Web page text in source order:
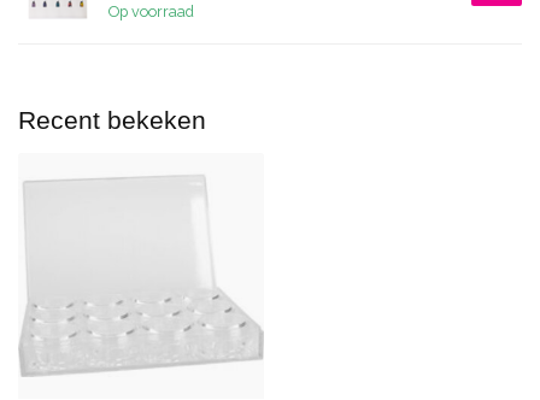
Op voorraad
Recent bekeken